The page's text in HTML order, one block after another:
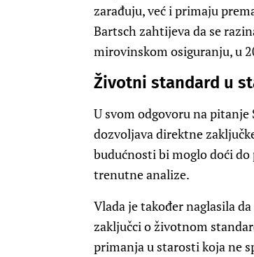
zarađuju, već i primaju
Bartsch zahtijeva da se
mirovinskom osiguranju, u
Životni standard u
U svom odgovoru na
dozvoljava direktne
budućnosti bi moglo doći do
trenutne analize.
Vlada je također naglasila
zaključci o životnom
primanja u starosti koja ne